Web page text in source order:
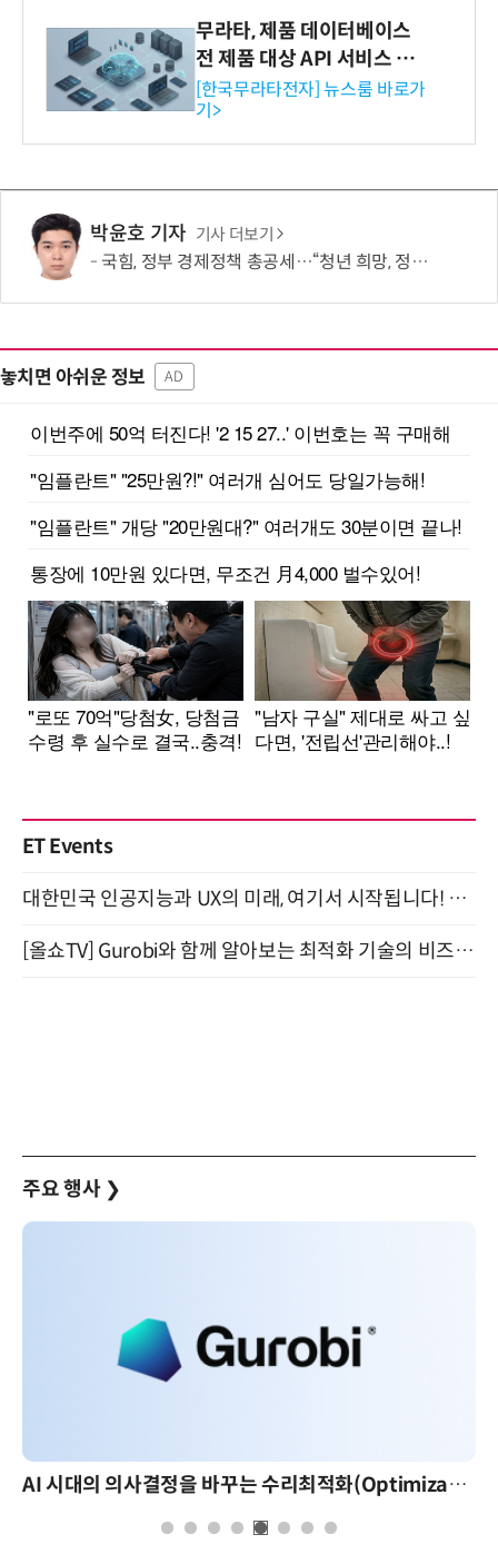
무라타, 제품 데이터베이스
전 제품 대상 API 서비스 제
공…73개 제품 카테고리로
확대
[한국무라타전자] 뉴스룸 바로가
기>
박윤호 기자 기사 더보기
국힘, 정부 경제정책 총공세…“청년 희망, 정권교체 외 해답 없어”
놓치면 아쉬운 정보 AD
ET Events
대한민국 인공지능과 UX의 미래, 여기서 시작됩니다! UX Korea 2026 - Fall 9월 2일 개최
[올쇼TV] Gurobi와 함께 알아보는 최적화 기술의 비즈니스 활용 (8월 20일 생방송)
주요 행사 ❯
AI 시대의 의사결정을 바꾸는 수리최적화(Optimization): 실제 산업 적용 사례와 활용 전략 AI 핀옵스 실전 세미나: 폭증하는 AI